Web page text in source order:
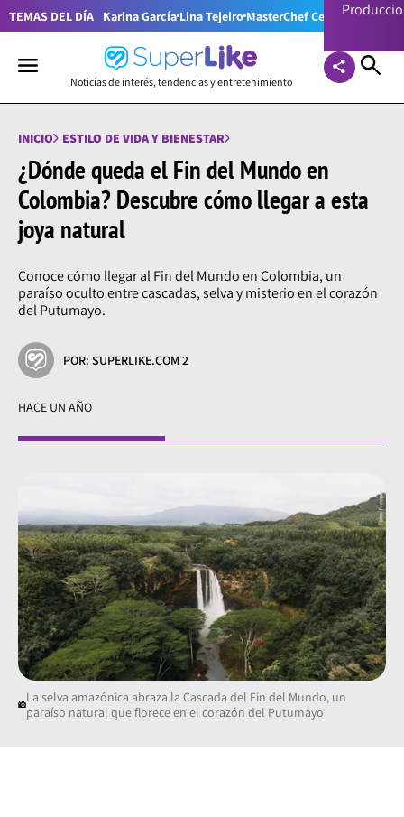
TEMAS DEL DÍA Karina García Lina Tejeiro MasterChef Celebrity
Noticias de interés, tendencias y entretenimiento
INICIO ESTILO DE VIDA Y BIENESTAR
¿Dónde queda el Fin del Mundo en
Colombia? Descubre cómo llegar a esta
joya natural
Conoce cómo llegar al Fin del Mundo en Colombia, un
paraíso oculto entre cascadas, selva y misterio en el corazón
del Putumayo.
POR: SUPERLIKE.COM 2
HACE UN AÑO
La selva amazónica abraza la Cascada del Fin del Mundo, un
paraíso natural que florece en el corazón del Putumayo